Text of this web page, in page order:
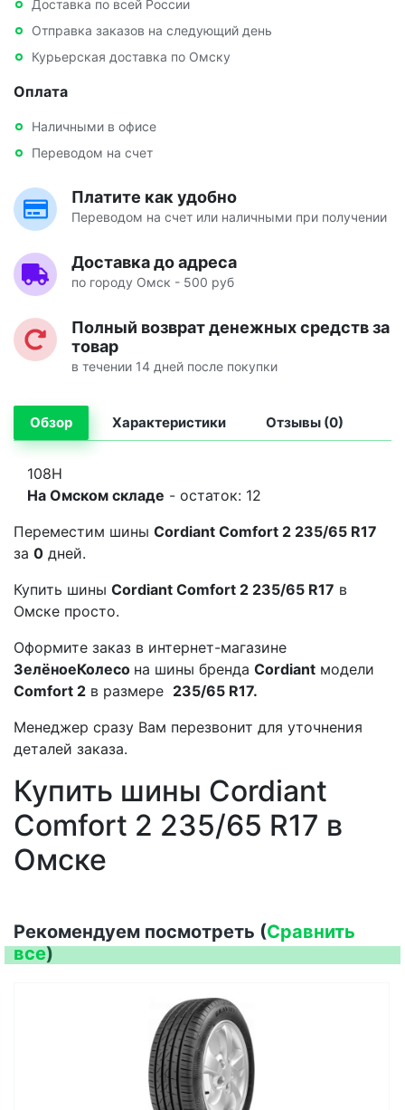
Доставка по всей России
Отправка заказов на следующий день
Курьерская доставка по Омску
Оплата
Наличными в офисе
Переводом на счет
Платите как удобно
Переводом на счет или наличными при получении
Доставка до адреса
по городу Омск - 500 руб
Полный возврат денежных средств за
товар
в течении 14 дней после покупки
Обзор Характеристики Отзывы (0)
108H
На Омском складе - остаток: 12
Переместим шины Cordiant Comfort 2 235/65 R17
за 0 дней.
Купить шины Cordiant Comfort 2 235/65 R17 в
Омске просто.
Оформите заказ в интернет-магазине
ЗелёноеКолесо на шины бренда Cordiant модели
Comfort 2 в размере 235/65 R17.
Менеджер сразу Вам перезвонит для уточнения
деталей заказа.
Купить шины Cordiant
Comfort 2 235/65 R17 в
Омске
Рекомендуем посмотреть (Сравнить
все)